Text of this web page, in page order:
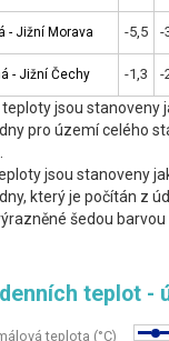
- Jižní Morava -5,5 -
- Jižní Čechy -1,3 -
- Jižní Morava
- Jižní Čechy
teploty jsou
pro území celého
jsou stanoveny
který je počítán z
šedou
teplot -
teplota (°C)